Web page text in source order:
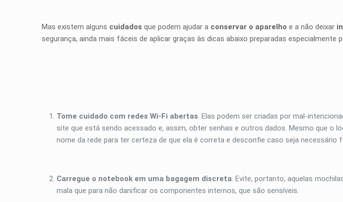
Mas existem alguns cuidados que podem ajudar a conservar o aparelho e a não deixar
segurança, ainda mais fáceis de aplicar graças às dicas abaixo preparadas especialmente
Tome cuidado com redes Wi-Fi abertas. Elas podem ser criadas por mal-
site que está sendo acessado e, assim, obter senhas e outros dados. Mesmo que o
nome da rede para ter certeza de que ela é correta e desconfie caso seja
Carregue o notebook em uma bagagem discreta. Evite, portanto, aquelas
mala que para não danificar os componentes internos, que são sensíveis.